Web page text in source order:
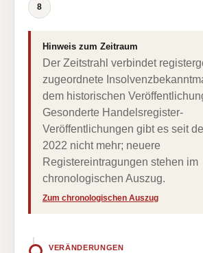
8
Hinweis zum Zeitraum
Der Zeitstrahl verbindet
zugeordnete
dem historischen
Gesonderte Handelsregister-
Veröffentlichungen gibt es seit
2022 nicht mehr; neuere
Registereintragungen stehen im
chronologischen Auszug.
Zum chronologischen Auszug
VERÄNDERUNGEN